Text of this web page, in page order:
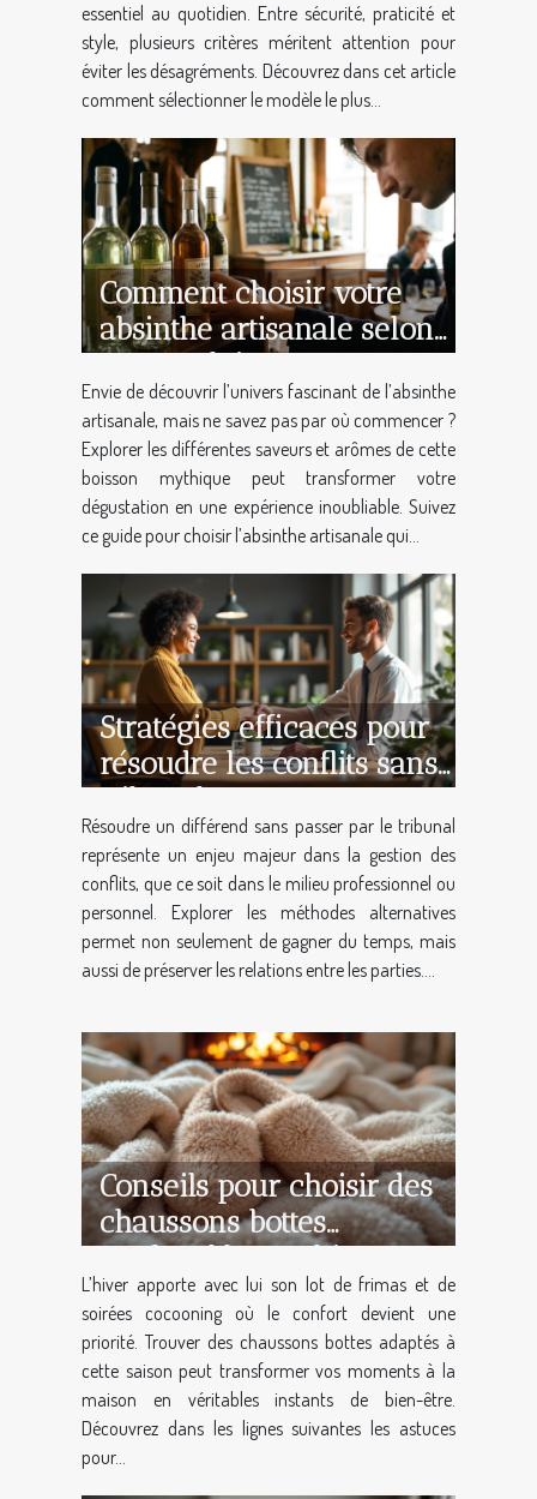
essentiel au quotidien. Entre sécurité, praticité et
style, plusieurs critères méritent attention pour
éviter les désagréments. Découvrez dans cet article
comment sélectionner le modèle le plus...
Comment choisir votre
absinthe artisanale selon
votre palais ?
Envie de découvrir l’univers fascinant de l’absinthe
artisanale, mais ne savez pas par où commencer ?
Explorer les différentes saveurs et arômes de cette
boisson mythique peut transformer votre
dégustation en une expérience inoubliable. Suivez
ce guide pour choisir l’absinthe artisanale qui...
Stratégies efficaces pour
résoudre les conflits sans
tribunal
Résoudre un différend sans passer par le tribunal
représente un enjeu majeur dans la gestion des
conflits, que ce soit dans le milieu professionnel ou
personnel. Explorer les méthodes alternatives
permet non seulement de gagner du temps, mais
aussi de préserver les relations entre les parties....
Conseils pour choisir des
chaussons bottes
confortables en hiver
L’hiver apporte avec lui son lot de frimas et de
soirées cocooning où le confort devient une
priorité. Trouver des chaussons bottes adaptés à
cette saison peut transformer vos moments à la
maison en véritables instants de bien-être.
Découvrez dans les lignes suivantes les astuces
pour...